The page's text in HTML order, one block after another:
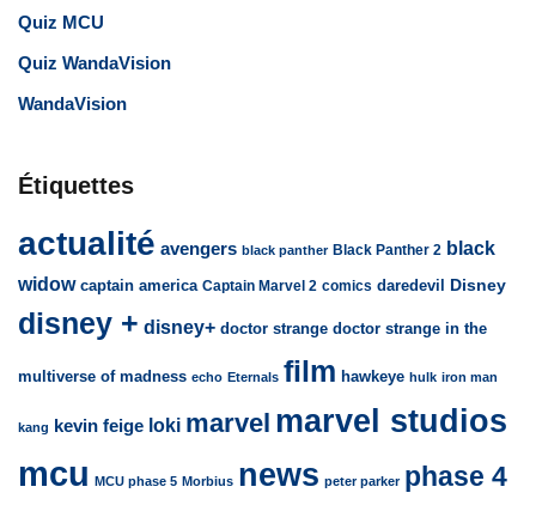
Quiz MCU
Quiz WandaVision
WandaVision
Étiquettes
actualité avengers black panther Black Panther 2 black
widow captain america Captain Marvel 2 comics daredevil Disney
disney + disney+ doctor strange doctor strange in the
multiverse of madness echo Eternals film hawkeye hulk iron man
kang kevin feige loki marvel marvel studios
mcu MCU phase 5 Morbius news peter parker phase 4